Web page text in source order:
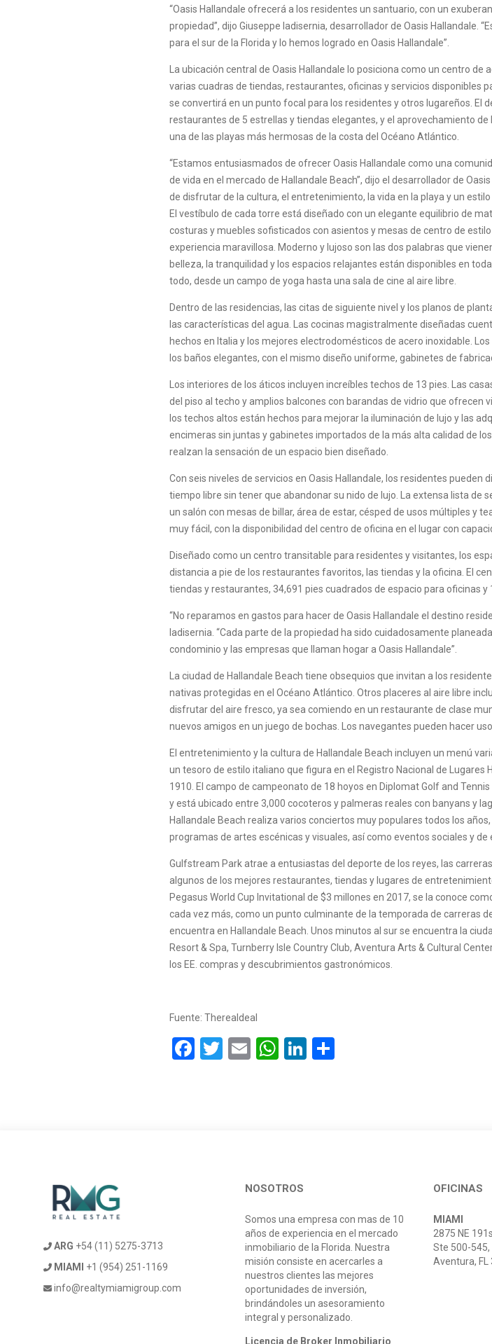
“Oasis Hallandale ofrecerá a los residentes un santuario, con un
propiedad”, dijo Giuseppe Iadisernia, desarrollador de Oasis Hallandale.
para el sur de la Florida y lo hemos logrado en Oasis Hallandale”.
La ubicación central de Oasis Hallandale lo posiciona como un centro
varias cuadras de tiendas, restaurantes, oficinas y servicios disponibles
se convertirá en un punto focal para los residentes y otros lugareños. El
restaurantes de 5 estrellas y tiendas elegantes, y el aprovechamiento
una de las playas más hermosas de la costa del Océano Atlántico.
“Estamos entusiasmados de ofrecer Oasis Hallandale como una
de vida en el mercado de Hallandale Beach”, dijo el desarrollador de
de disfrutar de la cultura, el entretenimiento, la vida en la playa y un
El vestíbulo de cada torre está diseñado con un elegante equilibrio de
costuras y muebles sofisticados con asientos y mesas de centro de
experiencia maravillosa. Moderno y lujoso son las dos palabras que
belleza, la tranquilidad y los espacios relajantes están disponibles en
todo, desde un campo de yoga hasta una sala de cine al aire libre.
Dentro de las residencias, las citas de siguiente nivel y los planos de
las características del agua. Las cocinas magistralmente diseñadas
hechos en Italia y los mejores electrodomésticos de acero inoxidable.
los baños elegantes, con el mismo diseño uniforme, gabinetes de
Los interiores de los áticos incluyen increíbles techos de 13 pies. Las
del piso al techo y amplios balcones con barandas de vidrio que ofrecen
los techos altos están hechos para mejorar la iluminación de lujo y las
encimeras sin juntas y gabinetes importados de la más alta calidad de
realzan la sensación de un espacio bien diseñado.
Con seis niveles de servicios en Oasis Hallandale, los residentes
tiempo libre sin tener que abandonar su nido de lujo. La extensa lista de
un salón con mesas de billar, área de estar, césped de usos múltiples y
muy fácil, con la disponibilidad del centro de oficina en el lugar con
Diseñado como un centro transitable para residentes y visitantes, los
distancia a pie de los restaurantes favoritos, las tiendas y la oficina. El
tiendas y restaurantes, 34,691 pies cuadrados de espacio para oficinas
“No reparamos en gastos para hacer de Oasis Hallandale el destino
Iadisernia. “Cada parte de la propiedad ha sido cuidadosamente
condominio y las empresas que llaman hogar a Oasis Hallandale”.
La ciudad de Hallandale Beach tiene obsequios que invitan a los
nativas protegidas en el Océano Atlántico. Otros placeres al aire libre
disfrutar del aire fresco, ya sea comiendo en un restaurante de clase
nuevos amigos en un juego de bochas. Los navegantes pueden hacer
El entretenimiento y la cultura de Hallandale Beach incluyen un menú
un tesoro de estilo italiano que figura en el Registro Nacional de Lugares
1910. El campo de campeonato de 18 hoyos en Diplomat Golf and
y está ubicado entre 3,000 cocoteros y palmeras reales con banyans y
Hallandale Beach realiza varios conciertos muy populares todos los
programas de artes escénicas y visuales, así como eventos sociales y de
Gulfstream Park atrae a entusiastas del deporte de los reyes, las
algunos de los mejores restaurantes, tiendas y lugares de
Pegasus World Cup Invitational de $3 millones en 2017, se la conoce
cada vez más, como un punto culminante de la temporada de carreras
encuentra en Hallandale Beach. Unos minutos al sur se encuentra la
Resort & Spa, Turnberry Isle Country Club, Aventura Arts & Cultural
los EE. compras y descubrimientos gastronómicos.
Fuente: Therealdeal
Facebook
Twitter
EmailWhatsApp
LinkedIn
ARG +54 (11) 5275-3713
MIAMI
+1 (954) 251-1169
info@realtymiamigroup.com
NOSOTROS
Somos una empresa con mas de 10
años de experiencia en el mercado
inmobiliario de la Florida. Nuestra
misión consiste en acercarles a
nuestros clientes las mejores
oportunidades de inversión,
brindándoles un asesoramiento
integral y personalizado.
Licencia de Broker Inmobiliario
OFICINAS
MIAMI
2875 NE
Ste 500-545,
Aventura, FL